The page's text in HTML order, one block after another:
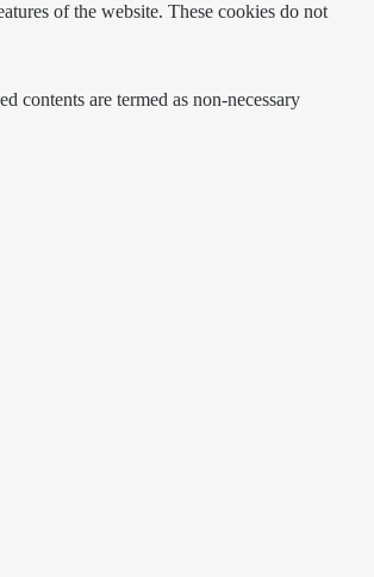
of the website. These cookies do not
contents are termed as non-necessary